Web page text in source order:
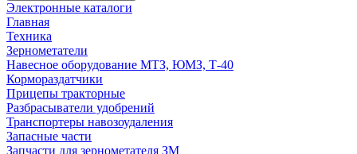
Электронные каталоги
Главная
Техника
Зернометатели
Навесное оборудование МТЗ, ЮМЗ, Т-40
Кормораздатчики
Прицепы тракторные
Разбрасыватели удобрений
Транспортеры навозоудаления
Запасные части
Запчасти для зернометателя ЗМ